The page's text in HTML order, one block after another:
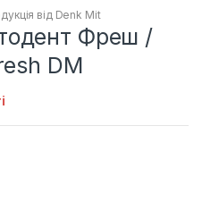
від Denk Mit
Фреш /
DM